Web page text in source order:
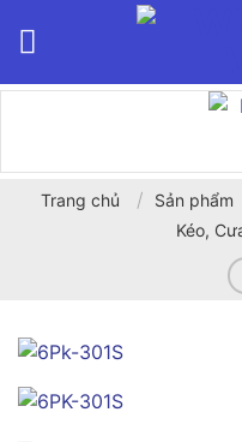
Trang chủ / Sản phẩm
Kéo,